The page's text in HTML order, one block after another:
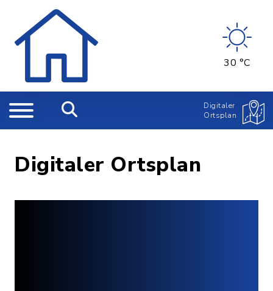
30 °C
Digitaler
Ortsplan
Digitaler Ortsplan